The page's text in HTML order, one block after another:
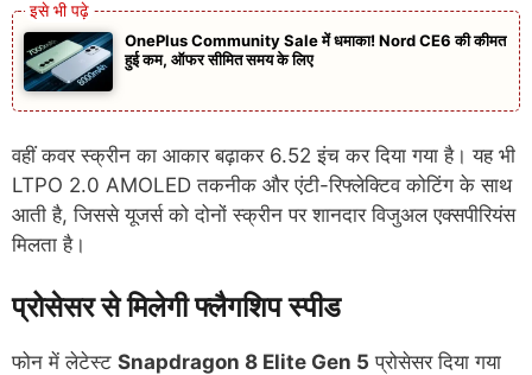
OnePlus Community Sale में धमाका! Nord CE6 की कीमत
हुई कम, ऑफर सीमित समय के लिए
वहीं कवर स्क्रीन का आकार बढ़ाकर 6.52 इंच कर दिया गया है। यह भी
LTPO 2.0 AMOLED तकनीक और एंटी-रिफ्लेक्टिव कोटिंग के साथ
आती है, जिससे यूजर्स को दोनों स्क्रीन पर शानदार विजुअल एक्सपीरियंस
मिलता है।
प्रोसेसर से मिलेगी फ्लैगशिप स्पीड
फोन में लेटेस्ट Snapdragon 8 Elite Gen 5 प्रोसेसर दिया गया